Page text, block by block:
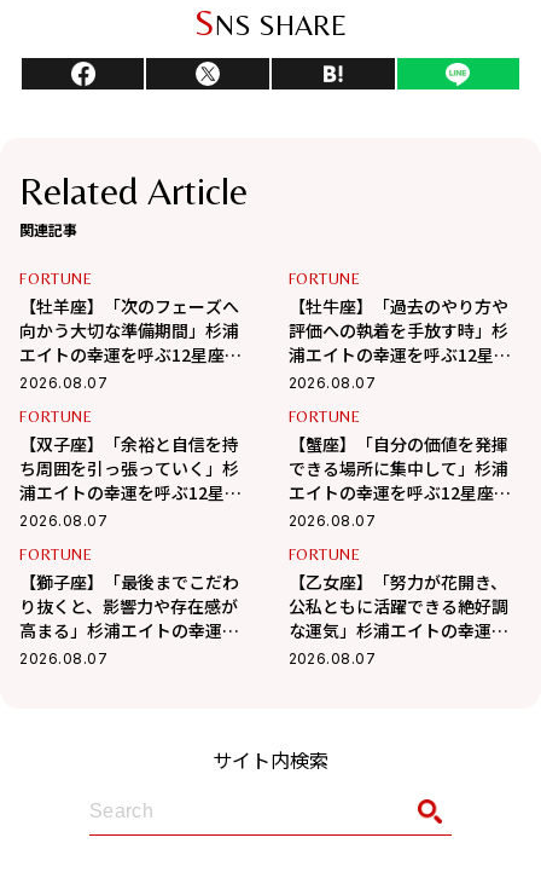
SNS SHARE
Related Article
関連記事
FORTUNE
【牡羊座】「次のフェーズへ
向かう大切な準備期間」杉浦
エイトの幸運を呼ぶ12星座占
い（8/7～9/6）
2026.08.07
FORTUNE
【牡牛座】「過去のやり方や
評価への執着を手放す時」杉
浦エイトの幸運を呼ぶ12星座
占い（8/7～9/6）
2026.08.07
FORTUNE
【双子座】「余裕と自信を持
ち周囲を引っ張っていく」杉
浦エイトの幸運を呼ぶ12星座
占い（8/7～9/6）
2026.08.07
FORTUNE
【蟹座】「自分の価値を発揮
できる場所に集中して」杉浦
エイトの幸運を呼ぶ12星座占
い（7/7～8/6）
2026.08.07
FORTUNE
【獅子座】「最後までこだわ
り抜くと、影響力や存在感が
高まる」杉浦エイトの幸運を
呼ぶ12星座占い（8/7～
2026.08.07
FORTUNE
【乙女座】「努力が花開き、
公私ともに活躍できる絶好調
な運気」杉浦エイトの幸運を
呼ぶ12星座占い（8/7～9/6）
2026.08.07
サイト内検索